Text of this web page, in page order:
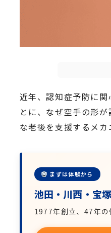
近年、認知症予防に
とに、なぜ空手の形
な老後を支援するメカ
まずは体験から
池田・川西・宝
1977年創立、47年の